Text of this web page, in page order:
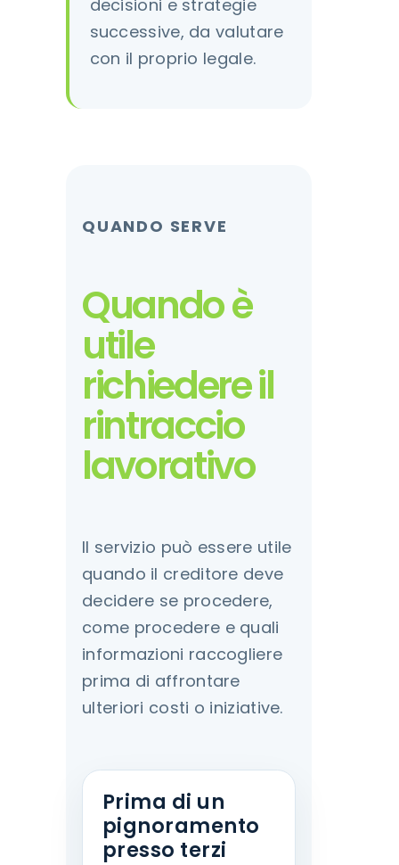
decisioni e strategie
successive, da valutare
con il proprio legale.
QUANDO SERVE
Quando è
utile
richiedere il
rintraccio
lavorativo
Il servizio può essere utile
quando il creditore deve
decidere se procedere,
come procedere e quali
informazioni raccogliere
prima di affrontare
ulteriori costi o iniziative.
Prima di un
pignoramento
presso terzi